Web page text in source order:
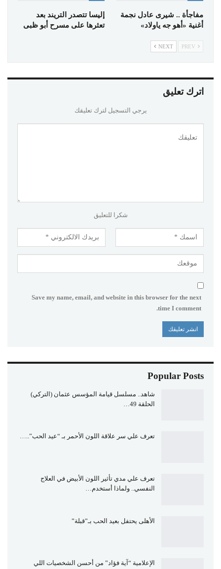
مفاجأة .. شيرى عادل نجمة
أغنية «أهو جه ياولاد»
إليسا تتصدر التريند بعد
تعثرها على مسرح أبو ظبى
NEXT
اترك تعليق
يرجي التسجيل لترك تعليقك
شكرا للتعليق
Save my name, email, and website in this browser for the next
time I comment.
Popular Posts
شاهد.. مسلسل قيامة المؤسس عثمان (التركي)
الحلقة 49…
تعرف علي سر علاقة اللون الأحمر بـ “عيد الحب”..…
تعرف علي مدي تأثير اللون الأبيض في العلاج
النفسي.. ولماذا أستخدم…
الأهلى يحتفل بعيد الحب بـ”قبلة”
الإعلامية “آية فؤاد” من أحسن الشخصيات اللي